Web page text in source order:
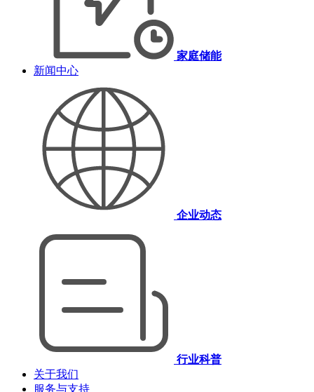
家庭储能
新闻中心
企业动态
行业科普
关于我们
服务与支持